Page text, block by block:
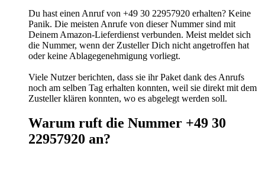
Du hast einen Anruf von +49 30 22957920 erhalten? Keine
Panik. Die meisten Anrufe von dieser Nummer sind mit
Deinem Amazon-Lieferdienst verbunden. Meist meldet sich
die Nummer, wenn der Zusteller Dich nicht angetroffen hat
oder keine Ablagegenehmigung vorliegt.
Viele Nutzer berichten, dass sie ihr Paket dank des Anrufs
noch am selben Tag erhalten konnten, weil sie direkt mit dem
Zusteller klären konnten, wo es abgelegt werden soll.
Warum ruft die Nummer +49 30
22957920 an?